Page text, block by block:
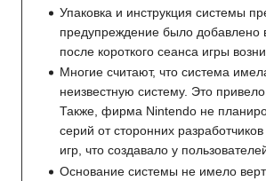
Упаковка и инструкция системы
предупреждение было добавлено
после короткого сеанса игры
Многие считают, что система
неизвестную систему. Это
Также, фирма Nintendo не
серий от сторонних
игр, что создавало у
Основание системы не имело